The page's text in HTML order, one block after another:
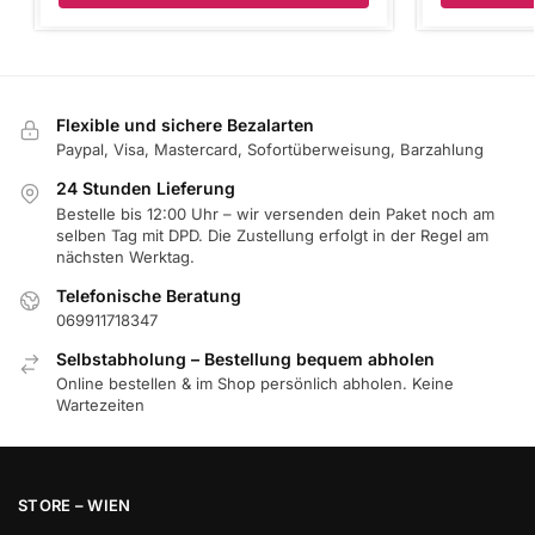
Flexible und sichere Bezalarten
Paypal, Visa, Mastercard, Sofortüberweisung, Barzahlung
24 Stunden Lieferung
Bestelle bis 12:00 Uhr – wir versenden dein Paket noch am
selben Tag mit DPD. Die Zustellung erfolgt in der Regel am
nächsten Werktag.
Telefonische Beratung
069911718347
Selbstabholung – Bestellung bequem abholen
Online bestellen & im Shop persönlich abholen. Keine
Wartezeiten
STORE – WIEN